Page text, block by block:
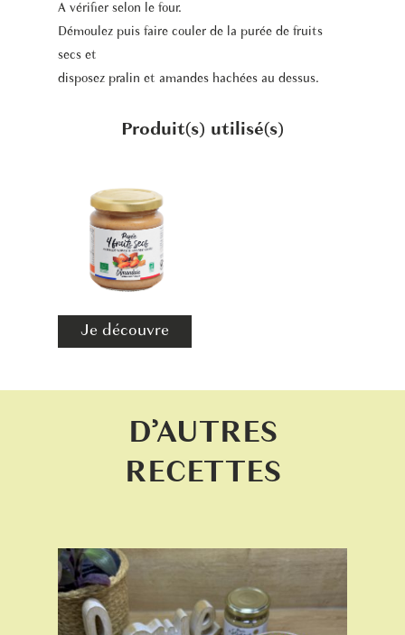
A vérifier selon le four.
Démoulez puis faire couler de la purée de fruits
secs et
disposez pralin et amandes hachées au dessus.
Produit(s) utilisé(s)
Je découvre
D’AUTRES
RECETTES